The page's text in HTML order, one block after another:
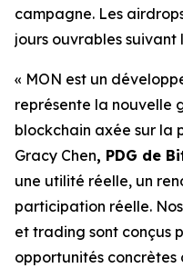
campagne. Les
jours ouvrables suivant
« MON est un
représente la nouvelle
blockchain axée sur la
Gracy Chen, PDG de
une utilité réelle, un
participation réelle.
et trading sont conçus
opportunités concrètes